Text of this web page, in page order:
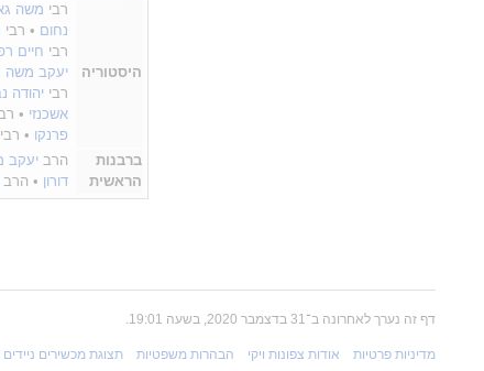
היסטוריה
רבי משה
נחום • רבי
רבי חיים
יעקב משה
רבי יהודה
אשכנזי •
פרנקו • רבי
ברבנות
הראשית
הרב יעקב
דורון • הרב
דף זה נערך לאחרונה ב־31 בדצמבר 2020, בשעה 19:01.
מדיניות פרטיות אודות צפונות ויקי הבהרות משפטיות תצוגת מכשירים ניידים